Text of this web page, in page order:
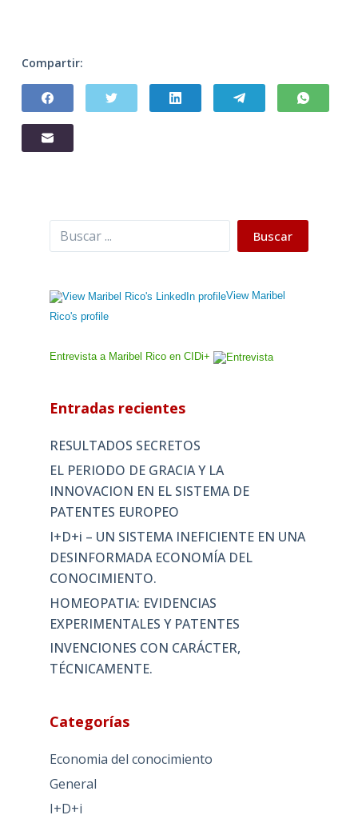
Compartir:
Buscar Buscar
View Maribel
Rico's profile
Entrevista a Maribel Rico en CIDi+
Entradas recientes
RESULTADOS SECRETOS
EL PERIODO DE GRACIA Y LA
INNOVACION EN EL SISTEMA DE
PATENTES EUROPEO
I+D+i – UN SISTEMA INEFICIENTE EN UNA
DESINFORMADA ECONOMÍA DEL
CONOCIMIENTO.
HOMEOPATIA: EVIDENCIAS
EXPERIMENTALES Y PATENTES
INVENCIONES CON CARÁCTER,
TÉCNICAMENTE.
Categorías
Economia del conocimiento
General
I+D+i